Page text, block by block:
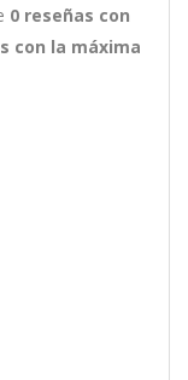
0 reseñas con
con la máxima